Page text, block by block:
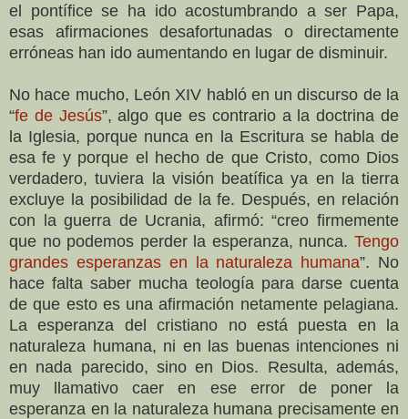
el pontífice se ha ido acostumbrando a ser Papa,
esas afirmaciones desafortunadas o directamente
erróneas han ido aumentando en lugar de disminuir.
No hace mucho, León XIV habló en un discurso de la
“fe de Jesús”, algo que es contrario a la doctrina de
la Iglesia, porque nunca en la Escritura se habla de
esa fe y porque el hecho de que Cristo, como Dios
verdadero, tuviera la visión beatífica ya en la tierra
excluye la posibilidad de la fe. Después, en relación
con la guerra de Ucrania, afirmó: “creo firmemente
que no podemos perder la esperanza, nunca. Tengo
grandes esperanzas en la naturaleza humana”. No
hace falta saber mucha teología para darse cuenta
de que esto es una afirmación netamente pelagiana.
La esperanza del cristiano no está puesta en la
naturaleza humana, ni en las buenas intenciones ni
en nada parecido, sino en Dios. Resulta, además,
muy llamativo caer en ese error de poner la
esperanza en la naturaleza humana precisamente en